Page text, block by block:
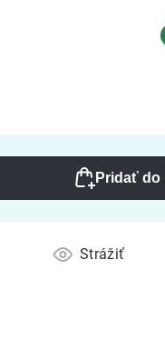
Pridať do
Strážiť